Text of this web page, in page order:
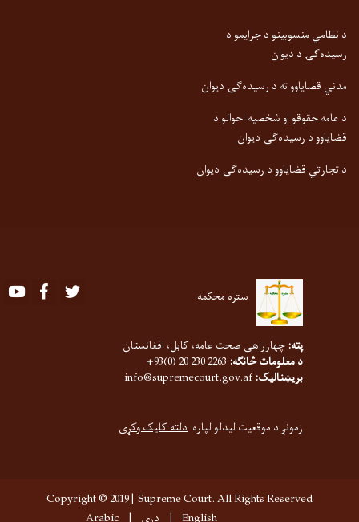
د نظامي منسوبینو د جرایمو د
رسیده‌ګۍ د دیوان
مدني قضایاوو ته د رسیده‌ګۍ دیوان
د عامه حقوقو او شخصیه احوالو د
قضایاوو د رسیده‌ګۍ دیوان
د تجارتي قضایاوو د رسیده‌ګۍ دیوان
ستره محکمه Youtube Facebook
پته: چهارراهی صحت عامه، کابل، افغانستان
د معلومات څانګه: 2263 230 20 (0)93+
بریښنالیک: info@supremecourt.gov.af
زمونږ د موقعیت لیدلو لپاره دلته کلیک وکړی
Copyright © 2019 | Supreme Court. All Rights Reserved